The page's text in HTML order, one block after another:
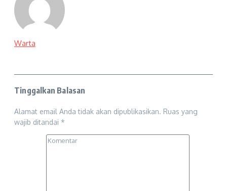
Warta
Tinggalkan Balasan
Alamat email Anda tidak akan dipublikasikan. Ruas yang
wajib ditandai *